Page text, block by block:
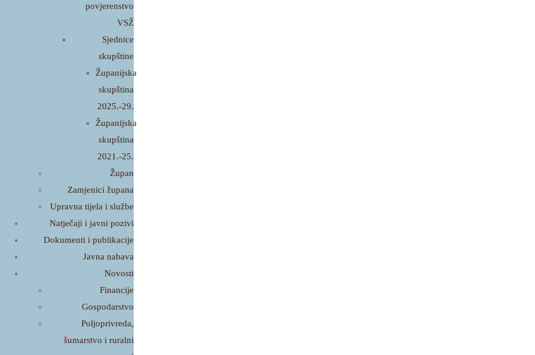
povjerenstvo
VSŽ
Sjednice
skupštine
Županijska
skupština
2025.-29.
Županijska
skupština
2021.-25.
Župan
Zamjenici župana
Upravna tijela i službe
Natječaji i javni pozivi
Dokumenti i publikacije
Javna nabava
Novosti
Financije
Gospodarstvo
Poljoprivreda,
šumarstvo i ruralni